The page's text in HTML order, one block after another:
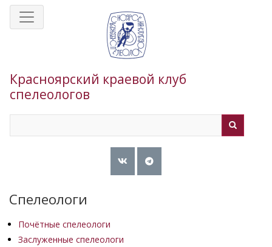
Перейти
Красноярский краевой клуб
спелеологов
Спелеологи
Почётные спелеологи
Заслуженные спелеологи